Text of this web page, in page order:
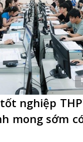
nghiệp
mong sớm